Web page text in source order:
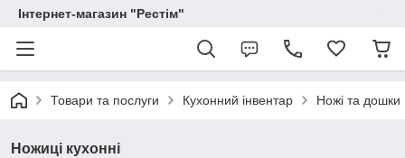
Інтернет-магазин "Рестім"
Товари та послуги Кухонний інвентар Ножі та дошки
Ножиці кухонні